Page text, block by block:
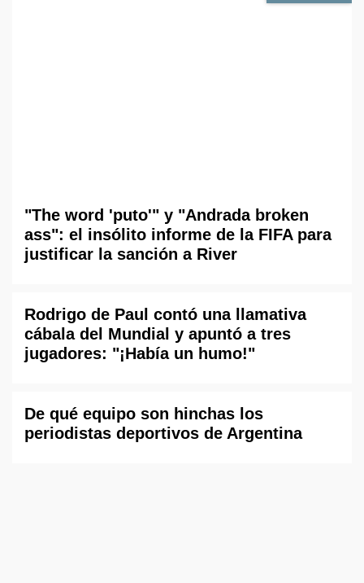
"The word 'puto'" y "Andrada broken
ass": el insólito informe de la FIFA para
justificar la sanción a River
Rodrigo de Paul contó una llamativa
cábala del Mundial y apuntó a tres
jugadores: "¡Había un humo!"
De qué equipo son hinchas los
periodistas deportivos de Argentina